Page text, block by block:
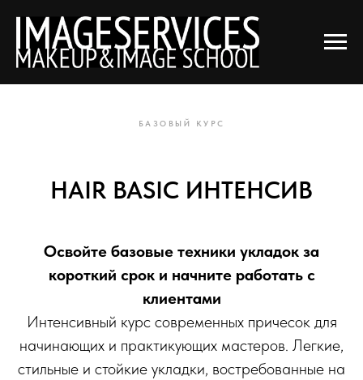
Главная → Курсы → Мастер по волосам →
HAIR BASIC ИНТЕНСИВ
БАЗОВЫЙ КУРС
HAIR BASIC ИНТЕНСИВ
Освойте базовые техники укладок за
короткий срок и начните работать с
клиентами
Интенсивный курс современных причесок для
начинающих и практикующих мастеров. Легкие,
стильные и стойкие укладки, востребованные на